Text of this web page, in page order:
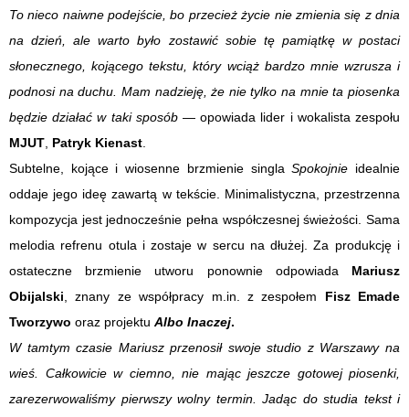
To nieco naiwne podejście, bo przecież życie nie zmienia się z dnia
na dzień, ale warto było zostawić sobie tę pamiątkę w postaci
słonecznego, kojącego tekstu, który wciąż bardzo mnie wzrusza i
podnosi na duchu. Mam nadzieję, że nie tylko na mnie ta piosenka
będzie działać w taki sposób— opowiada lider i wokalista zespołu
MJUT, Patryk Kienast.
Subtelne, kojące i wiosenne brzmienie singlaSpokojnie idealnie
oddaje jego ideę zawartą w tekście. Minimalistyczna, przestrzenna
kompozycja jest jednocześnie pełna współczesnej świeżości. Sama
melodia refrenu otula i zostaje w sercu na dłużej. Za produkcję i
ostateczne brzmienie utworu ponownie odpowiada
Mariusz
Obijalski, znany ze współpracy m.in. z zespołem
Fisz Emade
Tworzywo oraz projektu Albo Inaczej.
W tamtym czasie Mariusz przenosił swoje studio z Warszawy na
wieś. Całkowicie w ciemno, nie mając jeszcze gotowej piosenki,
zarezerwowaliśmy pierwszy wolny termin. Jadąc do studia tekst i